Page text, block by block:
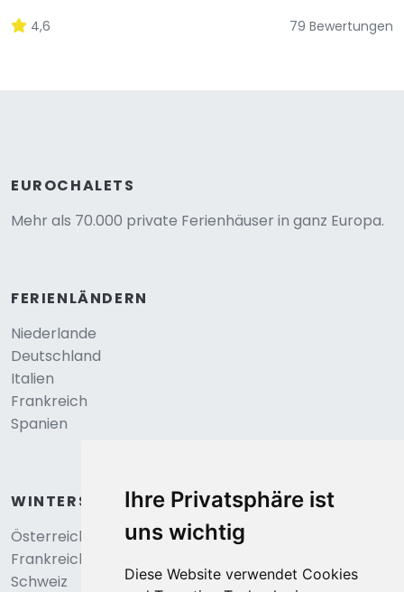
Ihre Privatsphäre ist
uns wichtig
Diese Website verwendet Cookies
4,6 79 Bewertungen
EUROCHALETS
Mehr als 70.000 private Ferienhäuser in ganz Europa.
FERIENLÄNDERN
Niederlande
Deutschland
Italien
Frankreich
Spanien
WINTERSPORT
Österreich
Frankreich
Schweiz